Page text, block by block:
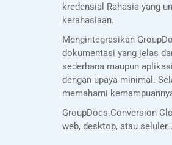
kredensial Rahasia yang
kerahasiaan.
Mengintegrasikan
dokumentasi yang jelas
sederhana maupun
dengan upaya minimal.
memahami
GroupDocs.Conversion
web, desktop, atau